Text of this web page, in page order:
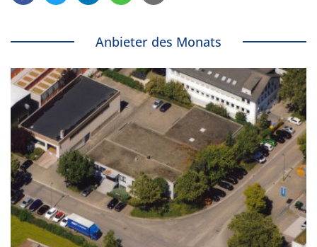
Anbieter des Monats